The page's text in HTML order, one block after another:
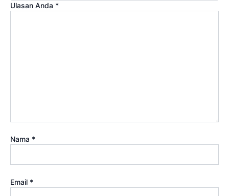
Ulasan Anda *
Nama *
Email *